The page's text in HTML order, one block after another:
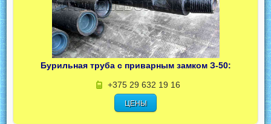
Бурильная труба с приварным замком З-50:
+375 29 632 19 16
ЦЕНЫ